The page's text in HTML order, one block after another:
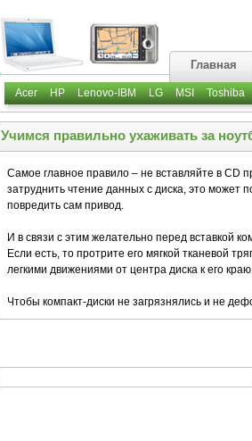
Главная
Acer HP Lenovo-IBM LG MSI Toshiba
Учимся правильно ухаживать за
Самое главное правило – не вставляйте в CD
затруднить чтение данных с диска, это может
повредить сам привод.
И в связи с этим желательно перед вставкой
Если есть, то протрите его мягкой тканевой
легкими движениями от центра диска к его
Чтобы компакт-диски не загрязнялись и не